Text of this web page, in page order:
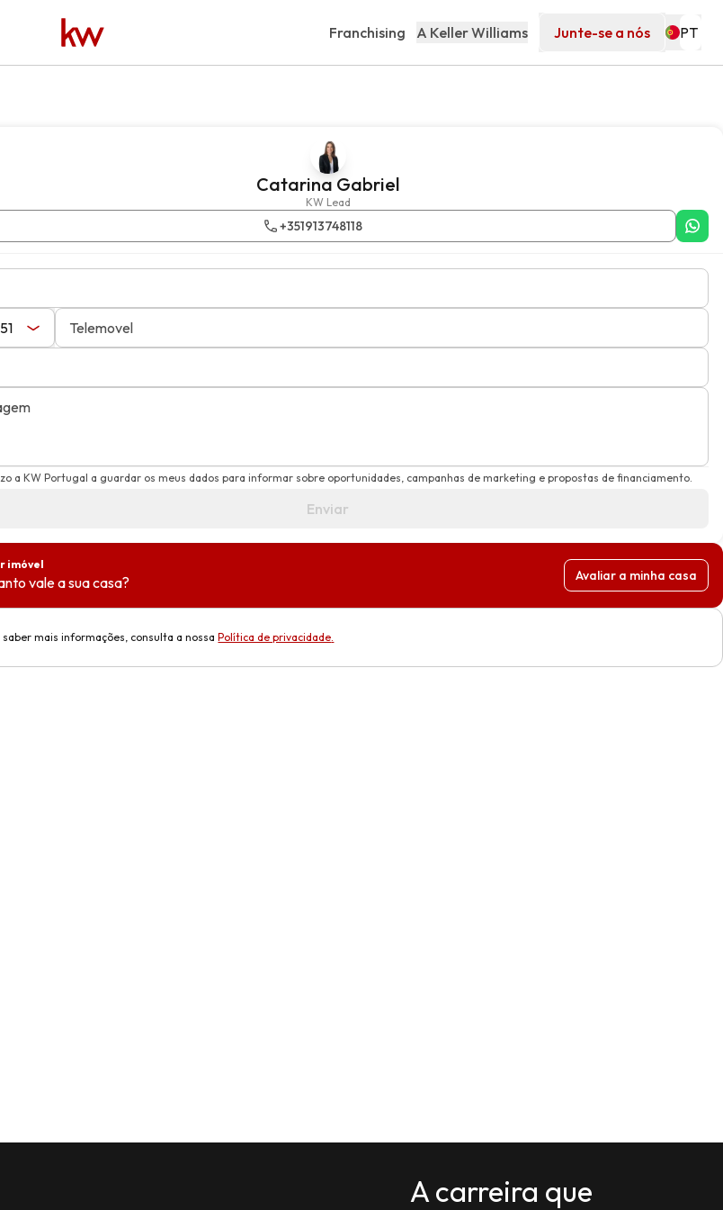
Franchising A Keller Williams Junte-se a nós
Catarina Gabriel
KW Lead
+351913748118
Telemovel
a KW Portugal a guardar os meus dados para informar sobre oportunidades, campanhas de marketing e propostas de financiamento.
Enviar
imóvel
vale a sua casa? Avaliar a minha casa
saber mais informações, consulta a nossa Política de privacidade.
A carreira que